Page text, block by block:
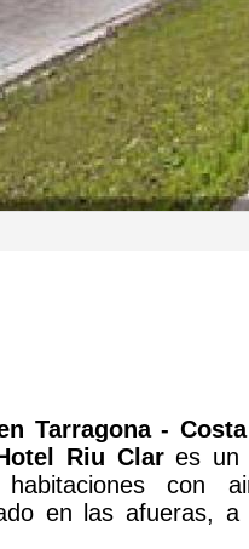
Tarragona -
Riu Clares un
con
en las afueras,